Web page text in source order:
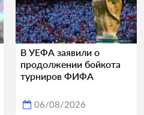
В УЕФА заявили о
продолжении бойкота
турниров ФИФА
06/08/2026